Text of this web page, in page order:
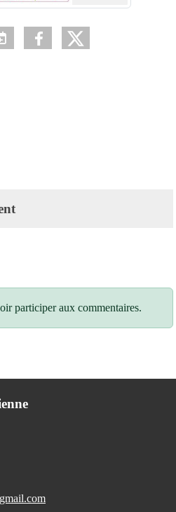
participer aux commentaires.